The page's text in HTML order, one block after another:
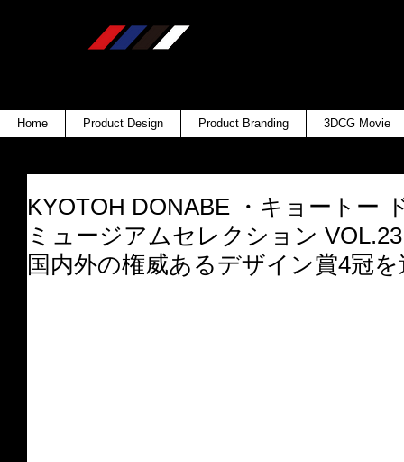
Home Product Design Product Branding 3DCG Movie
KYOTOH DONABE ・キョートー
ミュージアムセレクション
国内外の権威あるデザイン賞4冠